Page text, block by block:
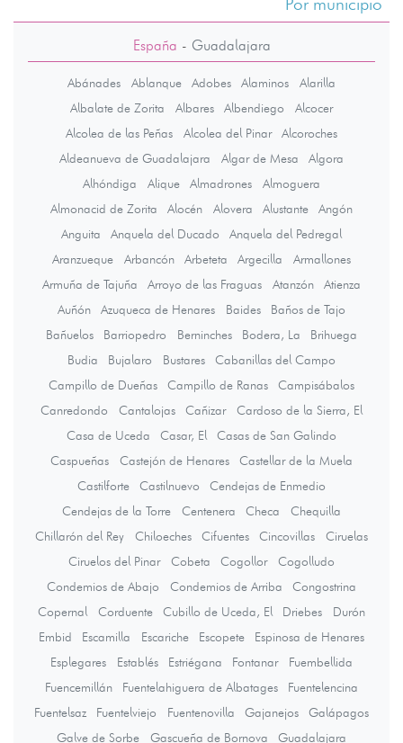
Por municipio
España - Guadalajara
Abánades Ablanque Adobes Alaminos
Alarilla
Albalate de Zorita
Albares Albendiego
Alcocer
Alcolea de las Peñas
Alcolea del Pinar
Alcoroches
Aldeanueva de Guadalajara
Algar de Mesa
Algora
Alhóndiga
Alique Almadrones
Almoguera
Almonacid de Zorita
Alocén Alovera Alustante
Angón
Anguita
Anquela del Ducado
Anquela del Pedregal
Aranzueque
Arbancón Arbeteta Argecilla
Armallones
Armuña de Tajuña
Arroyo de las Fraguas Atanzón
Atienza
Auñón
Azuqueca de Henares Baides
Baños de Tajo
Bañuelos
Barriopedro Berninches Bodera, La
Brihuega
Budia
Bujalaro Bustares
Cabanillas del Campo
Campillo de Dueñas
Campillo de Ranas
Campisábalos
Canredondo
Cantalojas Cañizar
Cardoso de la Sierra, El
Casa de Uceda
Casar, El
Casas de San Galindo
Caspueñas
Castejón de Henares
Castellar de la Muela
Castilforte
Castilnuevo
Cendejas de Enmedio
Cendejas de la Torre
Centenera Checa
Chequilla
Chillarón del Rey
Chiloeches Cifuentes Cincovillas
Ciruelas
Ciruelos del Pinar
Cobeta Cogollor
Cogolludo
Condemios de Abajo
Condemios de Arriba
Congostrina
Copernal
Corduente Cubillo de Uceda, El Driebes
Durón
Embid
Escamilla Escariche Escopete
Espinosa de Henares
Esplegares
Establés Estriégana Fontanar
Fuembellida
Fuencemillán
Fuentelahiguera de Albatages
Fuentelencina
Fuentelsaz
Fuentelviejo Fuentenovilla Gajanejos
Galápagos
Galve de Sorbe
Gascueña de Bornova
Guadalajara